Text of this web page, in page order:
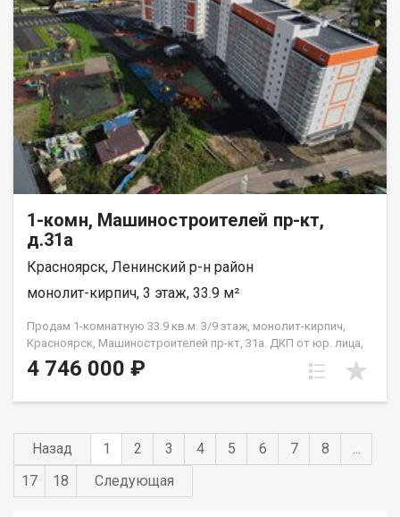
1-комн, Машиностроителей пр-кт,
д.31а
Красноярск, Ленинский р-н район
монолит-кирпич, 3 этаж, 33.9 м²
Продам 1-комнатную 33.9 кв.м. 3/9 этаж, монолит-кирпич,
Красноярск, Машиностроителей пр-кт, 31а. ДКП от юр. лица,
не от Застройщика
4 746 000 ₽
Назад 1 2 3 4 5 6 7 8
...
17
18 Следующая